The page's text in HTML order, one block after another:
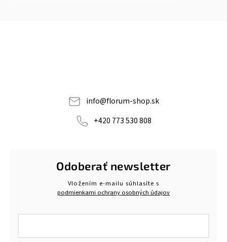
info@florum-shop.sk
+420 773 530 808
Odoberať newsletter
Vložením e-mailu súhlasíte s
podmienkami ochrany osobných údajov